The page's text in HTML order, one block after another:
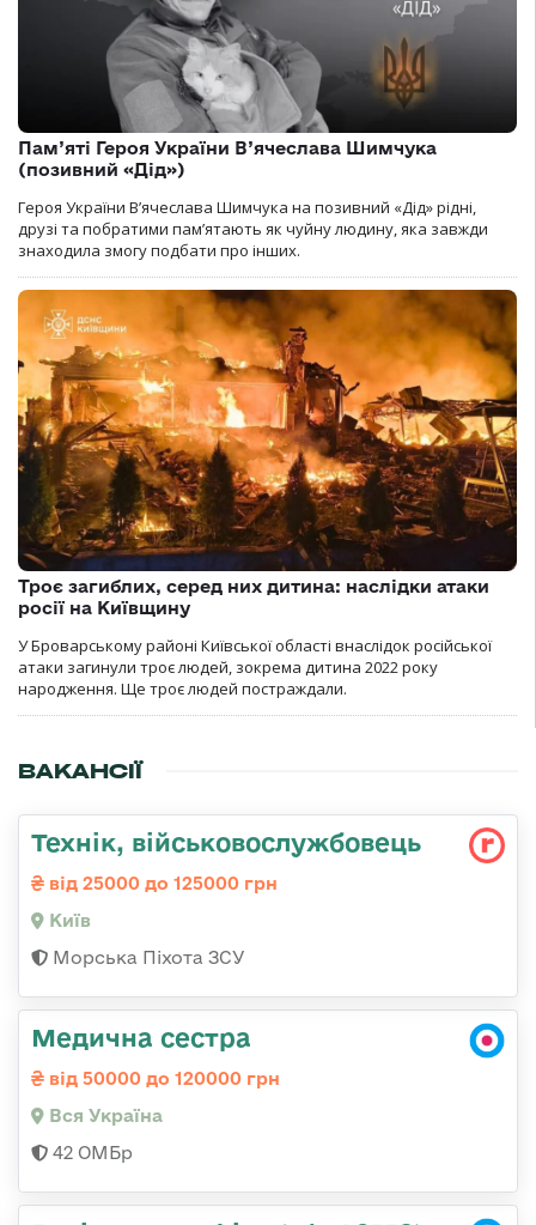
Пам’яті Героя України В’ячеслава Шимчука
(позивний «Дід»)
Героя України В’ячеслава Шимчука на позивний «Дід» рідні,
друзі та побратими пам’ятають як чуйну людину, яка завжди
знаходила змогу подбати про інших.
Троє загиблих, серед них дитина: наслідки атаки
росії на Київщину
У Броварському районі Київської області внаслідок російської
атаки загинули троє людей, зокрема дитина 2022 року
народження. Ще троє людей постраждали.
ВАКАНСІЇ
Технік, військовослужбовець
від 25000 до 125000 грн
Київ
Морська Піхота ЗСУ
Медична сестра
від 50000 до 120000 грн
Вся Україна
42 ОМБр